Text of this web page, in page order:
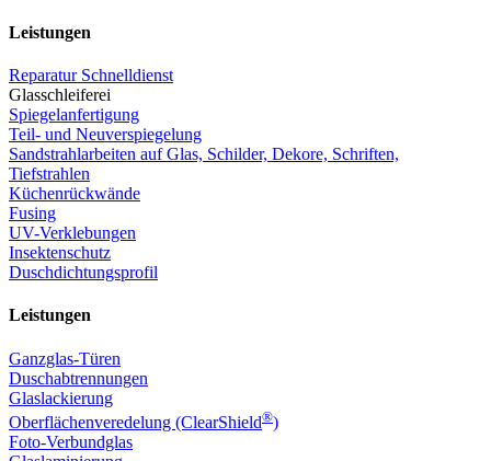
Leistungen
Reparatur Schnelldienst
Glasschleiferei
Spiegelanfertigung
Teil- und Neuverspiegelung
Sandstrahlarbeiten auf Glas, Schilder, Dekore, Schriften,
Tiefstrahlen
Küchenrückwände
Fusing
UV-Verklebungen
Insektenschutz
Duschdichtungsprofil
Leistungen
Ganzglas-Türen
Duschabtrennungen
Glaslackierung
Oberflächenveredelung (ClearShield®)
Foto-Verbundglas